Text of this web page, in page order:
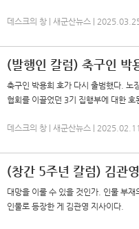
데스크의 창 | 새군산뉴스 |
(발행인 칼럼) 축구인 박
축구인 박용희 호가 다시 출범했다. 노
협회를 이끌었던 3기 집행부에 대한
데스크의 창 | 새군산뉴스 |
(창간 5주년 칼럼) 김관
대망을 이룰 수 있을 것인가. 인물 부
인물로 등장한 게 김관영 지사이다.